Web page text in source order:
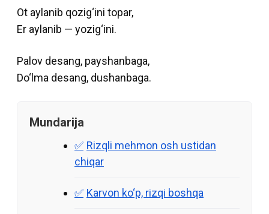
Ot aylanib qozig‘ini topar,
Er aylanib — yozig‘ini.
Palov desang, payshanbaga,
Do‘lma desang, dushanbaga.
Mundarija
Rizqli mehmon osh ustidan
chiqar
Karvon ko‘p, rizqi boshqa